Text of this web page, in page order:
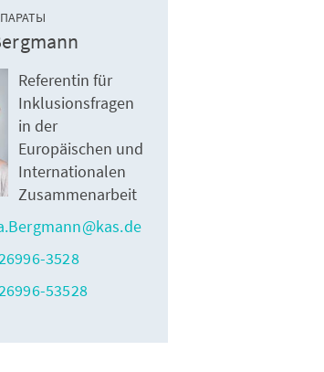
Referentin für
Inklusionsfragen
in der
Europäischen und
Internationalen
Zusammenarbeit
3528
53528